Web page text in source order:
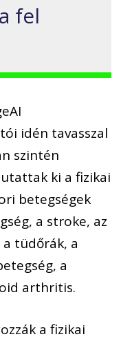
fel
idén tavasszal
szintén
ki a fizikai
betegségek
a stroke, az
a tüdőrák, a
a
arthritis.
a fizikai